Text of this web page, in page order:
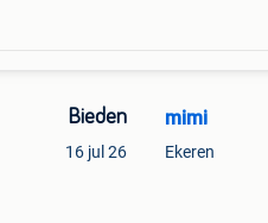
Bieden
16 jul 26
mimi
Ekeren